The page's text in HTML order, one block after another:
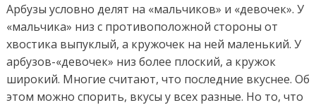
Арбузы условно делят на «мальчиков» и «девочек». У
«мальчика» низ с противоположной стороны от
хвостика выпуклый, а кружочек на ней маленький. У
арбузов-«девочек» низ более плоский, а кружок
широкий. Многие считают, что последние вкуснее. Об
этом можно спорить, вкусы у всех разные. Но то, что